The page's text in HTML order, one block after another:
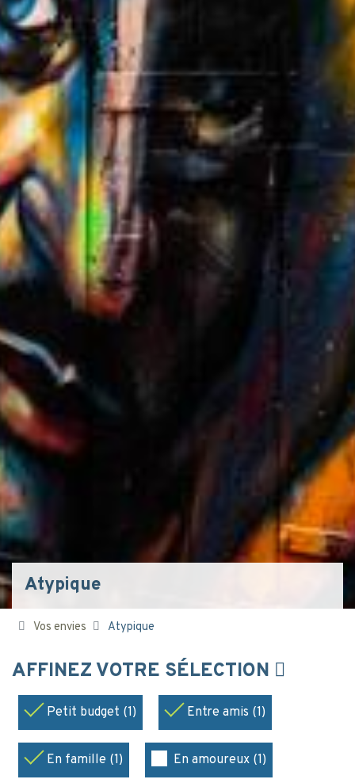
Atypique
Vos envies Atypique
AFFINEZ VOTRE SÉLECTION
Petit budget (1) Entre amis (1)
En famille (1) En amoureux (1)